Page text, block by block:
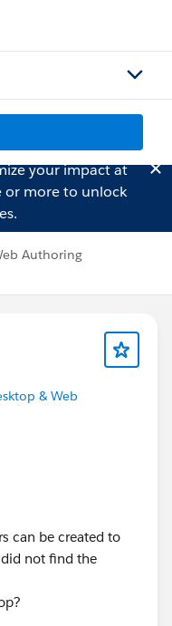
your impact at
more to unlock
Authoring
& Web
can be created to
did not find the